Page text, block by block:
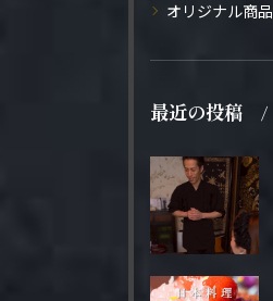
オリジナル商品
最近の投稿